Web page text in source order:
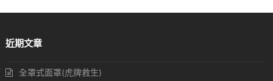
近期文章
全罩式面罩(虎牌救生)